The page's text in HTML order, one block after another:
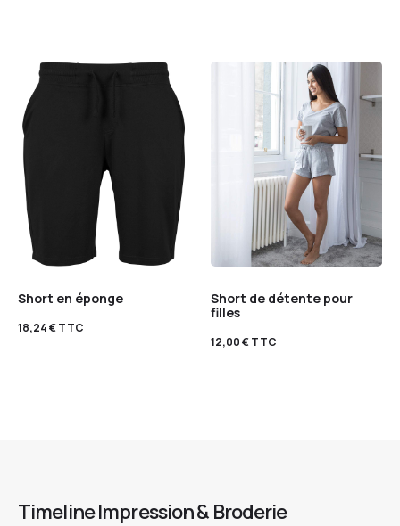
Short en éponge
18,24€TTC
Short de détente pour
filles
12,00€TTC
Timeline Impression & Broderie